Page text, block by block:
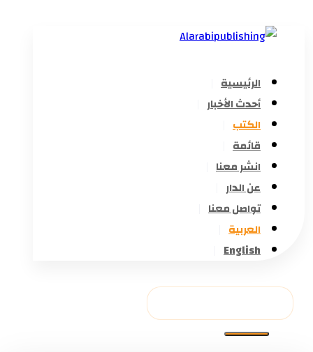
الرئيسية
أحدث الأخبار
الكتب
قائمة
انشر معنا
عن الدار
تواصل معنا
العربية
English